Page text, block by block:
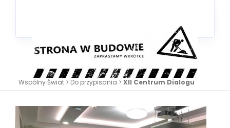
Wspólny Świat > Do przypisania > XII Centrum Dialogu